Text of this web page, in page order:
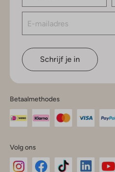
Schrijf je in
Betaalmethodes
Volg ons